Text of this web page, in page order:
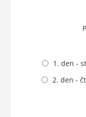
1. den -
2. den -